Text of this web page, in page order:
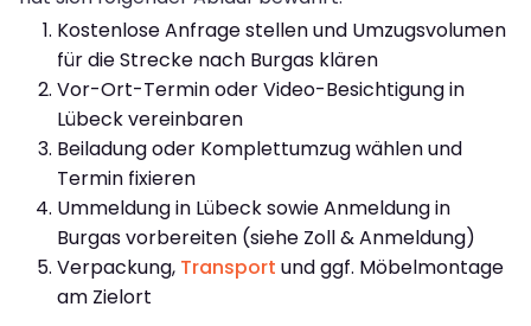
Kostenlose Anfrage stellen und Umzugsvolumen
für die Strecke nach Burgas klären
Vor-Ort-Termin oder Video-Besichtigung in
Lübeck vereinbaren
Beiladung oder Komplettumzug wählen und
Termin fixieren
Ummeldung in Lübeck sowie Anmeldung in
Burgas vorbereiten (siehe Zoll & Anmeldung)
Verpackung, Transport und ggf. Möbelmontage
am Zielort